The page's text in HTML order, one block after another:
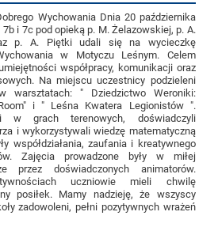
Wychowania Dnia 20 października
i 7c pod opieką p. M. Żelazowskiej, p. A.
p. A. Piętki udali się na wycieczkę
w Motyczu Leśnym. Celem
współpracy, komunikacji oraz
Na miejscu uczestnicy podzieleni
warsztatach: " Dziedzictwo Weroniki:
i " Leśna Kwatera Legionistów ".
w grach terenowych, doświadczyli
i wykorzystywali wiedzę matematyczną
współdziałania, zaufania i kreatywnego
Zajęcia prowadzone były w miłej
przez doświadczonych animatorów.
uczniowie mieli chwilę
posiłek. Mamy nadzieję, że wszyscy
zadowoleni, pełni pozytywnych wrażeń